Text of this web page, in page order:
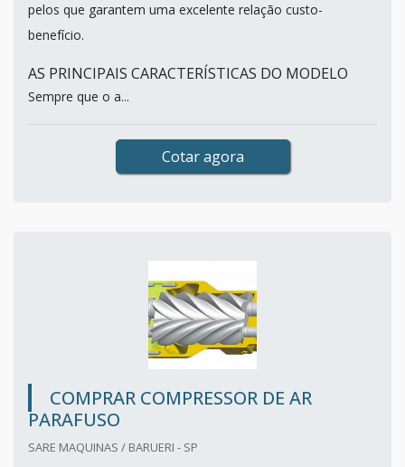
pelos que garantem uma excelente relação custo-
benefício.
AS PRINCIPAIS CARACTERÍSTICAS DO MODELO
Sempre que o a...
Cotar agora
COMPRAR COMPRESSOR DE AR
PARAFUSO
SARE MAQUINAS / BARUERI - SP